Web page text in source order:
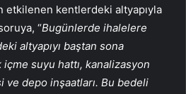
etkilenen kentlerdeki altyapıyla
“Bugünlerde ihalelere
altyapıyı baştan sona
suyu hattı, kanalizasyon
ve depo inşaatları. Bu bedeli